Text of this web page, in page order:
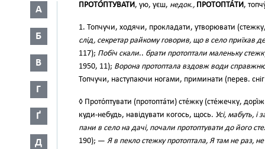
А
Б
В
Г
Ґ
Д
ПРОТО́ПТУВАТИ, ую, уєш, недок., ПРОТОПТА́ТИ,
1. Топчучи, ходячи, прокладати, утворювати (стежку,
слід, секретар райкому говорив, що в село приїхав
117); Побіч скали.. брати протоптали маленьку
1950, 11); Ворона протоптала вздовж води
Топчучи, наступаючи ногами, приминати (перев.
◊ Прото́птувати (протопта́ти) сте́жку (сте́жечку,
куди-небудь, навідувати когось, щось. Усі, мабуть, і
пани в село на дачі, почали протоптувати до його
190); — Я в пекло стежку протоптала, Я там не раз,